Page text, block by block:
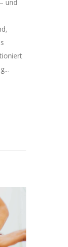
und